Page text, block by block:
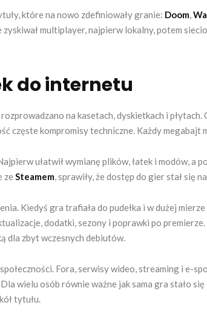
które na nowo zdefiniowały granie: Doom,
multiplayer, najpierw lokalny, potem
do internetu
na kasetach, dyskietkach i
częste kompromisy techniczne. Każdy megabajt
ułatwił wymianę plików, łatek i modów, a
zeSteamem, sprawiły, że dostęp do gier stał się
Kiedyś gra trafiała do pudełka i w dużej
dodatki, sezony i poprawki po
dla zbyt wczesnych debiutów.
Fora, serwisy wideo, streaming i e-
wielu osób równie ważne jak sama gra stało
tytułu.